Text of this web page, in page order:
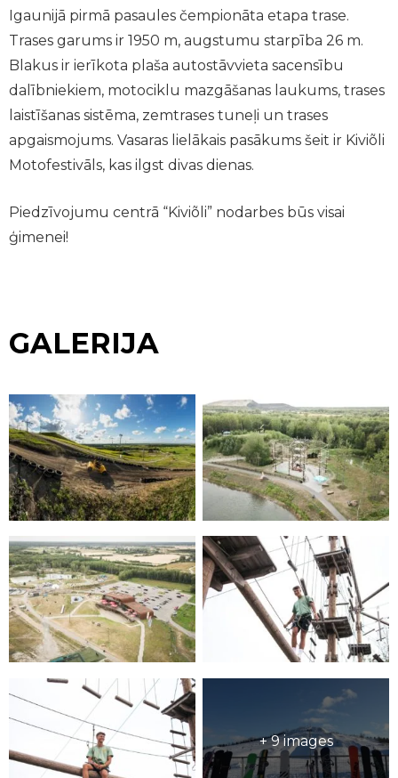
Igaunijā pirmā pasaules čempionāta etapa trase.
Trases garums ir 1950 m, augstumu starpība 26 m.
Blakus ir ierīkota plaša autostāvvieta sacensību
dalībniekiem, motociklu mazgāšanas laukums, trases
laistīšanas sistēma, zemtrases tuneļi un trases
apgaismojums. Vasaras lielākais pasākums šeit ir Kiviõli
Motofestivāls, kas ilgst divas dienas.
Piedzīvojumu centrā “Kiviõli” nodarbes būs visai
ģimenei!
GALERIJA
+ 9 images